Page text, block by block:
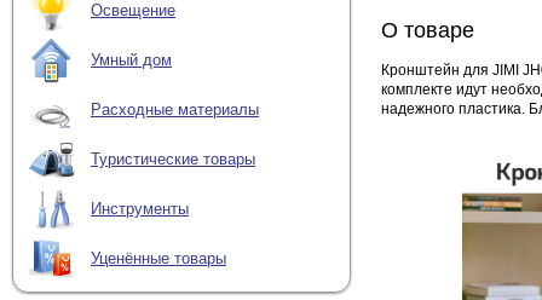
Освещение
Умный дом
Расходные материалы
Туристические товары
Инструменты
Уценённые товары
О товаре
Кронштейн для JIMI
комплекте идут
надежного пластика.